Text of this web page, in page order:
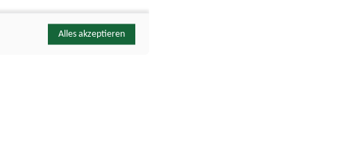
Alles akzeptieren